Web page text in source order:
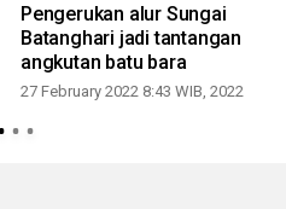
Pengerukan alur Sungai
Batanghari jadi tantangan
angkutan batu bara
27 February 2022 8:43 WIB, 2022